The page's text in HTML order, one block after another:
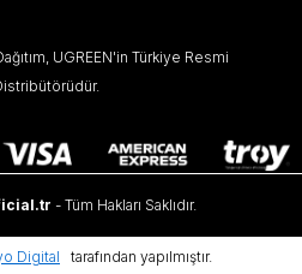
UGREEN'in Türkiye Resmi
- Tüm Hakları Saklıdır.
Digital tarafından yapılmıştır.